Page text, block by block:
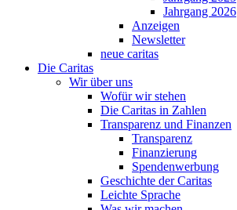
Jahrgang 2026
Anzeigen
Newsletter
neue caritas
Die Caritas
Wir über uns
Wofür wir stehen
Die Caritas in Zahlen
Transparenz und Finanzen
Transparenz
Finanzierung
Spendenwerbung
Geschichte der Caritas
Leichte Sprache